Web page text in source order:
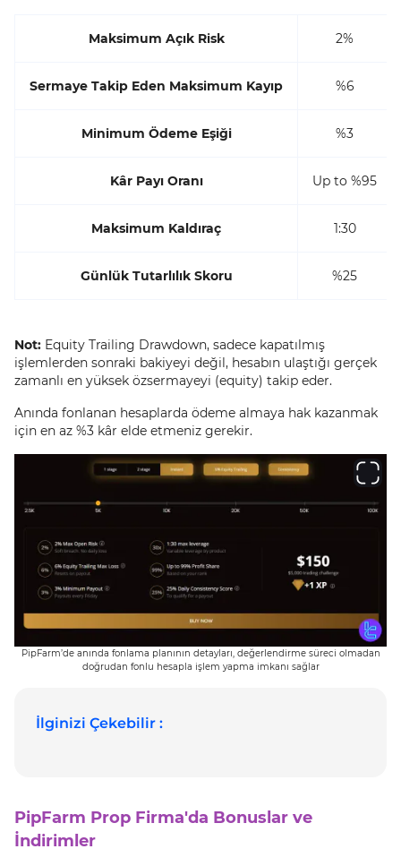
Maksimum Açık Risk 2%
Sermaye Takip Eden Maksimum Kayıp %6
Minimum Ödeme Eşiği %3
Kâr Payı Oranı Up to %95
Maksimum Kaldıraç 1:30
Günlük Tutarlılık Skoru %25
Not: Equity Trailing Drawdown, sadece kapatılmış
işlemlerden sonraki bakiyeyi değil, hesabın ulaştığı gerçek
zamanlı en yüksek özsermayeyi (equity) takip eder.
Anında fonlanan hesaplarda ödeme almaya hak kazanmak
için en az %3 kâr elde etmeniz gerekir.
PipFarm’de anında fonlama planının detayları, değerlendirme süreci olmadan
doğrudan fonlu hesapla işlem yapma imkanı sağlar
İlginizi Çekebilir :
PipFarm Prop Firma'da Bonuslar ve
İndirimler